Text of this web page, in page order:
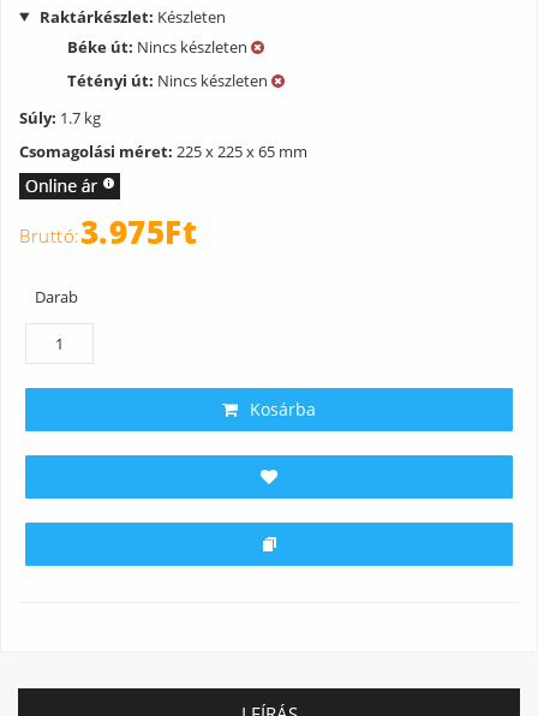
Raktárkészlet: Készleten
Béke út: Nincs készleten
Tétényi út: Nincs készleten
Súly: 1.7 kg
Csomagolási méret: 225 x 225 x 65 mm
3.975Ft
Darab
Kosárba